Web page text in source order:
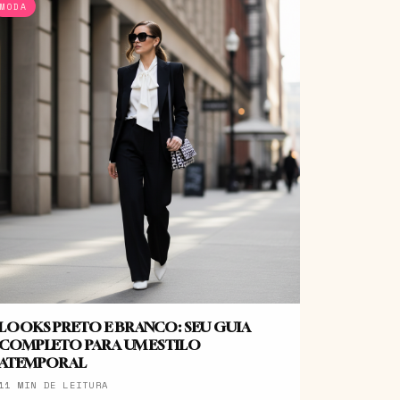
MODA
PRETO E BRANCO: SEU GUIA
PARA UM ESTILO
MIN DE LEITURA